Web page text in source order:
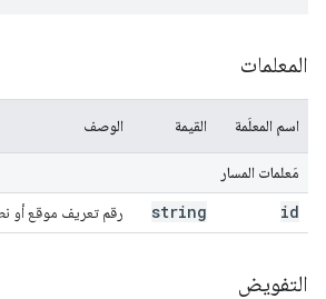
المعلمات
اسم المعلَمة القيمة الوصف
مَعلمات المسار
id
string رقم تعريف موقع أو
التفويض